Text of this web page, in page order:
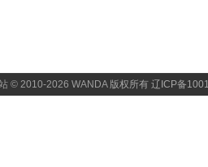
© 2010-2026 WANDA 版权所有 辽ICP备